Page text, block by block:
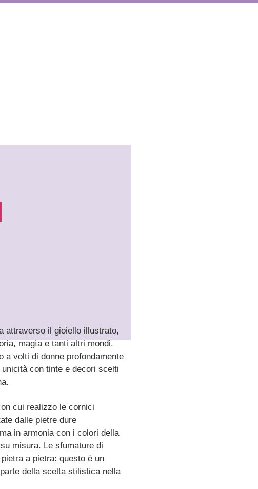
attraverso il gioiello illustrato,
magìa e tanti altri mondi.
a volti di donne profondamente
con tinte e decori scelti
cui realizzo le cornici
dalle pietre dure
in armonia con i colori della
misura. Le sfumature di
a pietra: questo è un
della scelta stilistica nella